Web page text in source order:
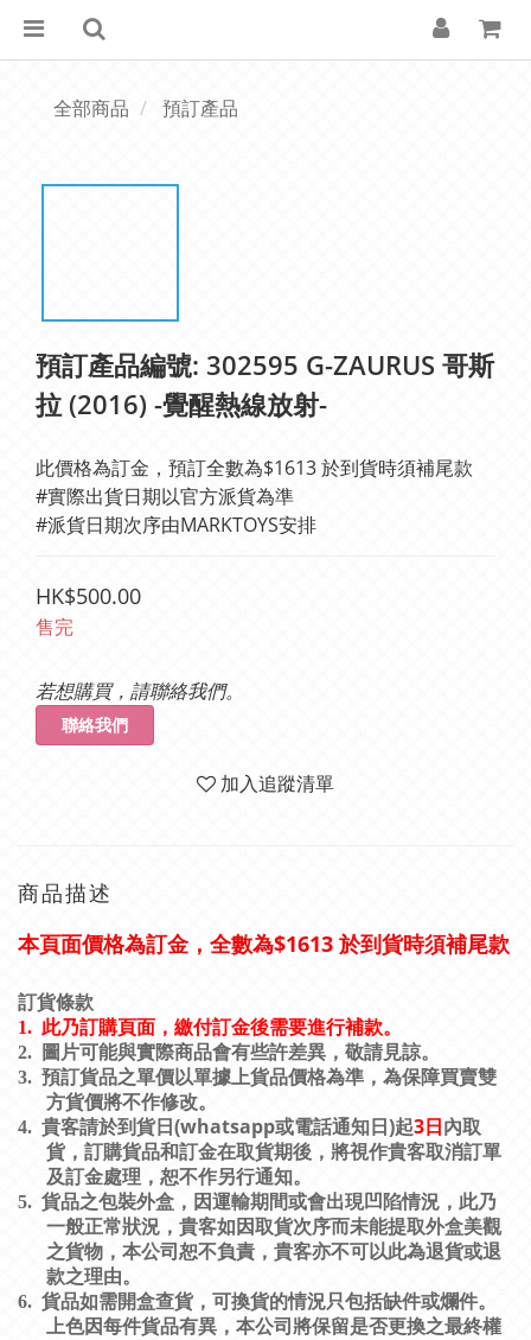
全部商品 預訂產品
預訂產品編號: 302595 G-ZAURUS 哥斯
拉 (2016) -覺醒熱線放射-
此價格為訂金，預訂全數為$1613 於到貨時須補尾款
#派貨日期次序由MARKTOYS安排
HK$500.00
售完
若想購買，請聯絡我們。
聯絡我們
加入追蹤清單
商品描述
本頁面價格為訂金，全數為$1613 於到貨時須補尾款
訂貨條款
1. 此乃訂購頁面，繳付訂金後需要進行補款。
2.
圖片可能與實際商品會有些許差異，敬請見諒。
3. 預訂貨品之單價以單據上貨品價格為準，為保障買賣雙
方貨價將不作修改。
4. 貴客請於到貨日 (whatsapp或電話通知日 )起3日內取
貨，訂購貨品和訂金在取貨期後，將視作貴客取消訂單
及訂金處理，恕不作另行通知。
5. 貨品之包裝外盒，因運輸期間或會出現凹陷情況，此乃
一般正常狀況，貴客如因取貨次序而未能提取外盒美觀
之貨物，本公司恕不負責，貴客亦不可以此為退貨或退
款之理由。
6. 貨品如需開盒查貨，可換貨的情況只包括缺件或爛件。
上色因每件貨品有異，本公司將保留是否更換之最終權